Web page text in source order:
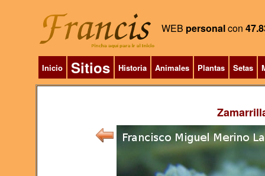
WEB personalcon
Inicio Sitios Historia Animales Plantas Setas